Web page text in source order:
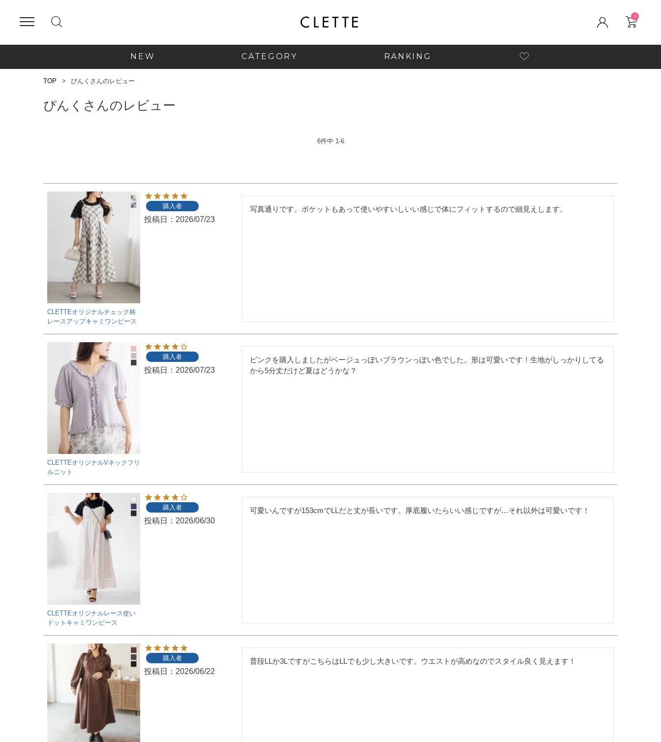
0
NEW CATEGORY RANKING
TOP ぴんくさんのレビュー
ぴんくさんのレビュー
6件中 1 -6
CLETTEオリジナルチェック柄
レースアップキャミワンピース
購入者
投稿日 2026/07/23
写真通りです。ポケットもあって使いやすいしいい感じで体にフィットするので細見えします。
CLETTEオリジナルVネックフリ
ルニット
購入者
投稿日 2026/07/23
ピンクを購入しましたがベージュっぽいブラウンっぽい色でした。形は可愛いです！生地がしっかりしてる
から5分丈だけど夏はどうかな？
CLETTEオリジナルレース使い
ドットキャミワンピース
購入者
投稿日 2026/06/30
可愛いんですが153cmでLLだと丈が長いです。厚底履いたらいい感じですが…それ以外は可愛いです！
購入者
投稿日 2026/06/22
普段LLか3LですがこちらはLLでも少し大きいです。ウエストが高めなのでスタイル良く見えます！